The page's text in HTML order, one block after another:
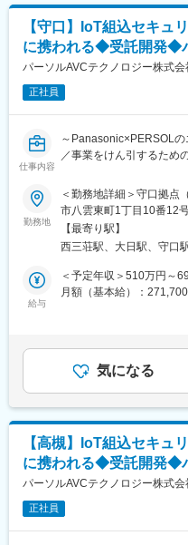
で、IT全盛における確固
◇学ぶ・挑戦できる環境
変更の範囲：会社が定め
場合は出向先の定める職種
・レイアウトフリーテレ
・冷蔵庫カメラ開発
・ケーブルテレビ向けセ
■魅力
・生活家電の機能をさ
献できる
∟ユーザーインターフェ
・商品開発の一連の流れ
・組込ソフトウェア開発
発のすべてを習得できる
■当社の魅力
◇ハイレベルなチームで
ビジネスパートナーと
件が9割以上。
◇店頭に並ぶ商品開発に
約7割の案件がパナソニ
で、IT全盛における確固
◇学ぶ・挑戦できる環境
変更の範囲：会社が定め
場合は出向先の定める職種
【守口】IoT組込セキュ
に携われる◆受託開発◆
パーソルAVCテクノロジー株式会
正社員
仕事内容
～Panasonic×PERSOL
／事業をけん引するため
当社はAI、IoT、クラウ
ドの知見を持っており、
す。
◇取引先例：（製造業）
メーカー/計測・放送機
など（研究機関）自動運
ュリティ対策を担当いた
ェアの脆弱性評価、暗号
定義・基本設計・詳細設
・冷蔵庫カメラ開発
・ケーブルテレビ向けセ
・蓄電システムのIoT化（
■魅力
・最先端の技術で生活を
勤務地
＜勤務地詳細＞守口拠点
市八雲東町1丁目10番12
全面禁煙変更の範囲：会
【最寄り駅】
西三荘駅、大日駅、守口
給与
＜予定年収＞510万円～
月額（基本給）：
気になる
【高槻】IoT組込セキュ
に携われる◆受託開発◆
パーソルAVCテクノロジー株式会
正社員